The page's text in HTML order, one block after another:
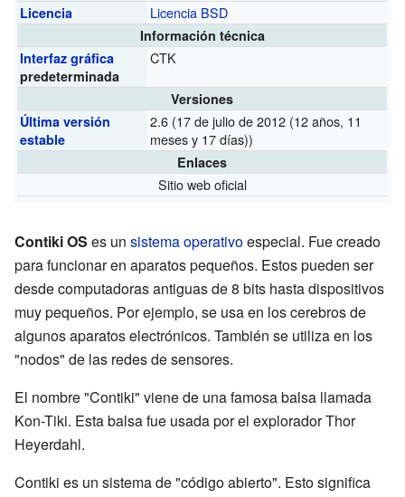
Licencia Licencia BSD
Información técnica
Interfaz gráfica
predeterminada
CTK
Versiones
Última versión
estable
2.6 (17 de julio de 2012 (12 años, 11
meses y 17 días))
Enlaces
Sitio web oficial
Contiki OS es un sistema operativoespecial. Fue creado
para funcionar en aparatos pequeños. Estos pueden ser
desde computadoras antiguas de 8 bits hasta dispositivos
muy pequeños. Por ejemplo, se usa en los cerebros de
algunos aparatos electrónicos. También se utiliza en los
"nodos" de las redes de sensores.
El nombre "Contiki" viene de una famosa balsa llamada
Kon-Tiki. Esta balsa fue usada por el explorador Thor
Heyerdahl.
Contiki es un sistema de "código abierto". Esto significa